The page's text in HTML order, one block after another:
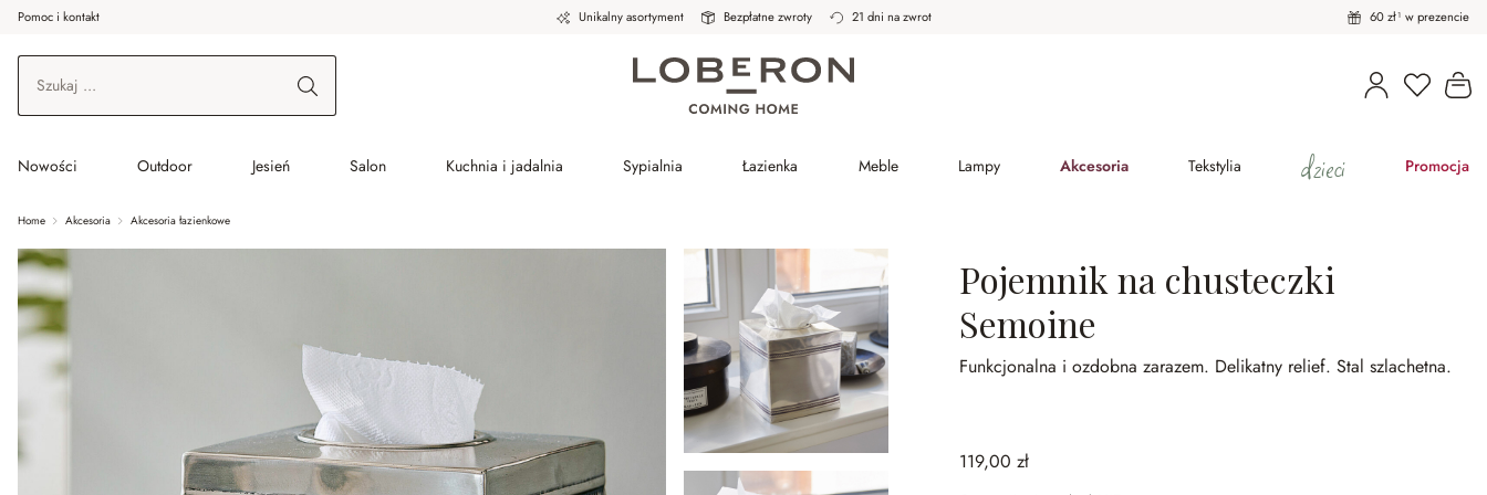
do wątku głównego
Przejdź do wyszukiwania
Przejdź do głównej nawigacji
Pomoc i kontakt Unikalny asortyment Bezpłatne zwroty 21 dni na zwrot 60 zł¹ w prezencie
Masz
Nowości Outdoor Jesień Salon Kuchnia i jadalnia Sypialnia Łazienka Meble Lampy Akcesoria Tekstylia dzieci Promocja
Home Akcesoria Akcesoria łazienkowe
Pojemnik na chusteczki
Semoine
Funkcjonalna i ozdobna zarazem. Delikatny relief.Stal szlachetna.
119,00 zł